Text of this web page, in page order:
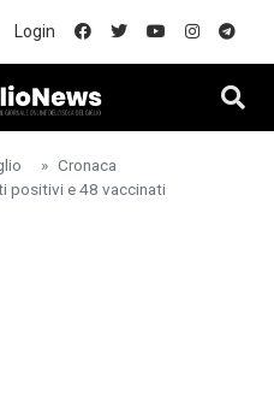
Login
Cronaca
positivi e 48 vaccinati